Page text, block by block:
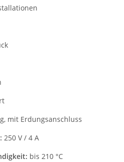
mit Erdungsanschluss
250 V / 4 A
bis 210 °C